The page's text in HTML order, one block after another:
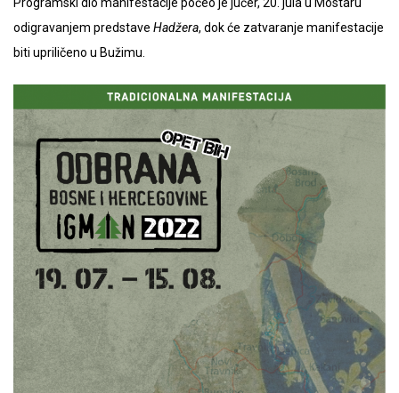
Programski dio manifestacije počeo je jučer, 20. jula u Mostaru
odigravanjem predstave Hadžera, dok će zatvaranje manifestacije
biti upriličeno u Bužimu.